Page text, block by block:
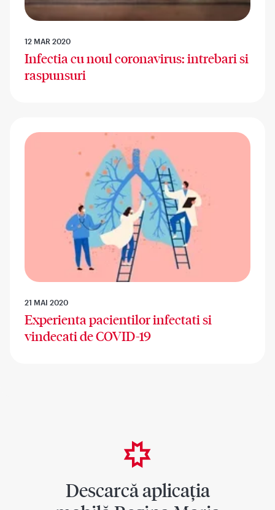
12 MAR 2020
Infectia cu noul coronavirus: intrebari si
raspunsuri
21 MAI 2020
Experienta pacientilor infectati si
vindecati de COVID-19
Descarcă aplicația